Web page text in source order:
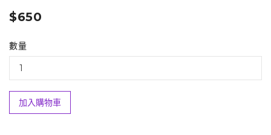
$650
數量
加入購物車